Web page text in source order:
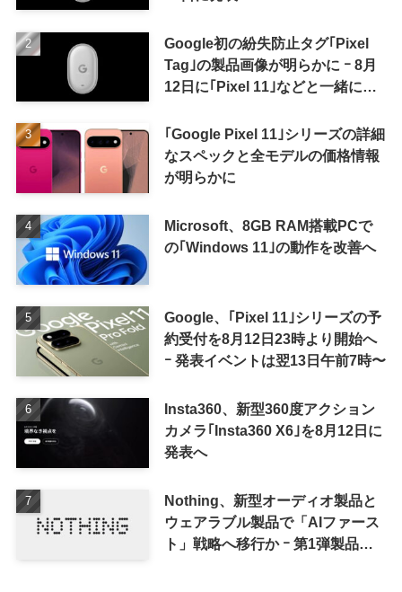
Google初の紛失防止タグ｢Pixel
Tag｣の製品画像が明らかに ｰ 8月
12日に｢Pixel 11｣などと一緒に発
｢Google Pixel 11｣シリーズの詳細
なスペックと全モデルの価格情報
が明らかに
Microsoft、8GB RAM搭載PCで
の｢Windows 11｣の動作を改善へ
Google、｢Pixel 11｣シリーズの予
約受付を8月12日23時より開始へ
ｰ 発表イベントは翌13日午前7時〜
Insta360、新型360度アクション
カメラ｢Insta360 X6｣を8月12日に
発表へ
Nothing、新型オーディオ製品と
ウェアラブル製品で「AIファース
ト」戦略へ移行か ｰ 第1弾製品は